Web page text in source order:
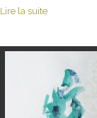
Lire la suite